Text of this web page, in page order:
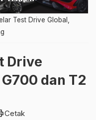
Test Drive Global,
Drive
dan T2
Cetak